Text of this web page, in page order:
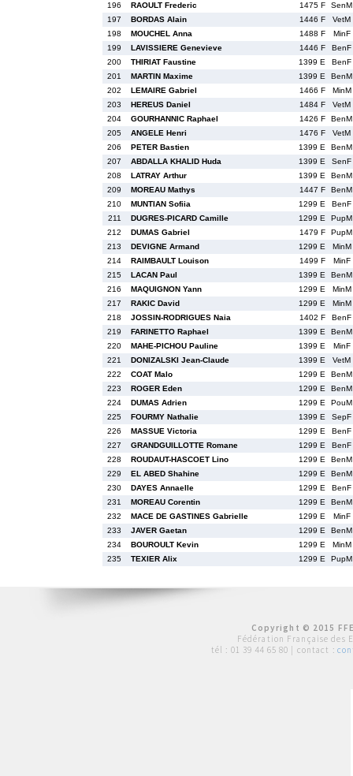
196
RAOULT Frederic 1475 F
SenM
197
BORDAS Alain 1446 F
VetM
198
MOUCHEL Anna 1488 F
MinF
199
LAVISSIERE Genevieve 1446 F
BenF
200
THIRIAT Faustine 1399 E
BenF
201
MARTIN Maxime 1399 E
BenM
202
LEMAIRE Gabriel 1466 F
MinM
203
HEREUS Daniel 1484 F
VetM
204
GOURHANNIC Raphael 1426 F
BenM
205
ANGELE Henri 1476 F
VetM
206
PETER Bastien 1399 E
BenM
207
ABDALLA KHALID Huda 1399 E
SenF
208
LATRAY Arthur 1399 E
BenM
209
MOREAU Mathys 1447 F
BenM
210
MUNTIAN Sofiia 1299 E
BenF
211
DUGRES-PICARD Camille 1299 E
PupM
212
DUMAS Gabriel 1479 F
PupM
213
DEVIGNE Armand 1299 E
MinM
214
RAIMBAULT Louison 1499 F
MinF
215
LACAN Paul 1399 E
BenM
216
MAQUIGNON Yann 1299 E
MinM
217
RAKIC David 1299 E
MinM
218
JOSSIN-RODRIGUES Naia 1402 F
BenF
219
FARINETTO Raphael 1399 E
BenM
220
MAHE-PICHOU Pauline 1399 E
MinF
221
DONIZALSKI Jean-Claude 1399 E
VetM
222
COAT Malo 1299 E
BenM
223
ROGER Eden 1299 E
BenM
224
DUMAS Adrien 1299 E
PouM
225
FOURMY Nathalie 1399 E
SepF
226
MASSUE Victoria 1299 E
BenF
227
GRANDGUILLOTTE Romane 1299 E
BenF
228
ROUDAUT-HASCOET Lino 1299 E
BenM
229
EL ABED Shahine 1299 E
BenM
230
DAYES Annaelle 1299 E
BenF
231
MOREAU Corentin 1299 E
BenM
232
MACE DE GASTINES Gabrielle 1299 E
MinF
233
JAVER Gaetan 1299 E
BenM
234
BOUROULT Kevin 1299 E
MinM
235
TEXIER Alix 1299 E PupM
Copyright © 2015
Fédération Française des
tél : 01 39 44 65 80 | contact :